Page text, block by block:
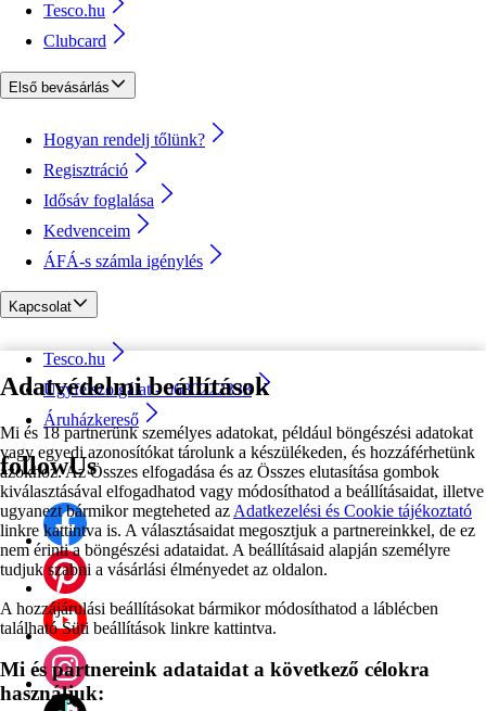
Adatvédelmi beállítások
Mi és 18 partnerünk személyes adatokat, például böngészési adatokat
vagy egyedi azonosítókat tárolunk a készülékeden, és hozzáférhetünk
azokhoz. Az Összes elfogadása és az Összes elutasítása gombok
kiválasztásával elfogadhatod vagy módosíthatod a beállításaidat, illetve
ugyanezt bármikor megteheted az Adatkezelési és Cookie tájékoztató
linkre kattintva is. A választásaidat megosztjuk a partnereinkkel, de ez
nem érinti a böngészési adataidat. A beállításaid alapján személyre
tudjuk szabni a vásárlási élményedet az oldalon.
A hozzájárulási beállításokat bármikor módosíthatod a láblécben
található Süti beállítások linkre kattintva.
Mi és partnereink adataidat a következő célokra
használjuk:
Tesco.hu
Clubcard
Első bevásárlás
Hogyan rendelj tőlünk?
Regisztráció
Idősáv foglalása
Kedvenceim
ÁFÁ-s számla igénylés
Kapcsolat
Tesco.hu
Ügyfélszolgálat - 0680222333
Áruházkereső
followUs